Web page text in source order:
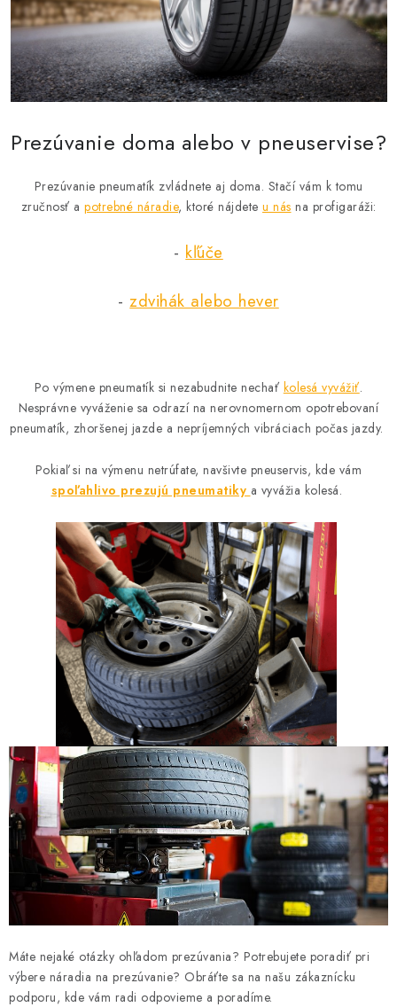
Prezúvanie doma alebo v pneuservise?
Prezúvanie pneumatík zvládnete aj doma. Stačí vám k tomu
zručnosť a potrebné náradie, ktoré nájdete u nás na profigaráži:
- kľúče
-zdvihák alebo hever
Po výmene pneumatík si nezabudnite nechať kolesá vyvážiť.
Nesprávne vyváženie sa odrazí na nerovnomernom opotrebovaní
pneumatík, zhoršenej jazde a nepríjemných vibráciach počas jazdy.
Pokiaľ si na výmenu netrúfate, navšivte pneuservis, kde vám
spoľahlivo prezujú pneumatiky a vyvážia kolesá.
Máte nejaké otázky ohľadom prezúvania? Potrebujete poradiť pri
výbere náradia na prezúvanie? Obráťte sa na našu zákaznícku
podporu, kde vám radi odpovieme a poradíme.